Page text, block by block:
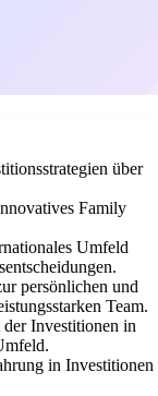
über
Family
Umfeld
persönlichen und
Team.
Investitionen in
in Investitionen